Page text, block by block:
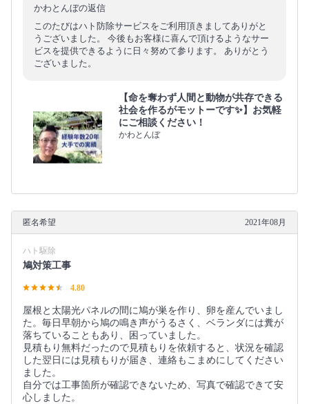
かわとんぼの返信
このたびはハト防除サービスをご利用頂きましてありがと
うございました。 今後もお客様に喜んで頂けるようなサー
ビスを提供できるように日々努めて参ります。 ありがとう
ございました。
【命を奪わず人間と動物が共存できる
社会を作るがモットーです✨】お気軽
にご相談ください！
かわとんぼ
匿名希望 2021年08月
ハト駆除
鳩対策工事
4.80
屋根と太陽光パネルの間に鳩が巣を作り、卵を産んでいまし
た。毎日早朝から鳩の鳴き声がうるさく、ベランダには糞が
落ちていることもあり、困っていました。
見積もり無料だったので見積もりを依頼すると、状況を確認
した翌日には見積もりが届き、連絡もこまめにしてください
ました。
自分では工事箇所が確認できないため、写真で確認できて安
心しました。